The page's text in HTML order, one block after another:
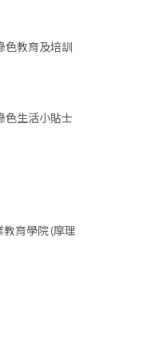
色教育及培訓
色生活小貼士
育學院 (摩理